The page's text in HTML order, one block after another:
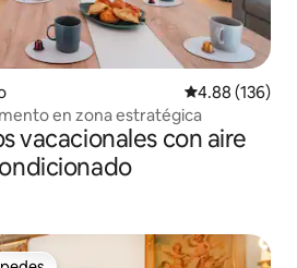
Calificación
4.88 (136)
en zona estratégica
vacacionales con aire